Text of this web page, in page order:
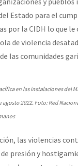
Estado para el
por la CIDH lo que le
de violencia
las comunidades
en las instalaciones del
agosto 2022. Foto: Red
las violencias
presión y